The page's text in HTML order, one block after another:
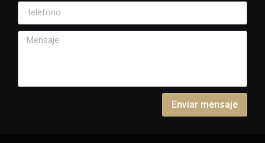
Enviar mensaje